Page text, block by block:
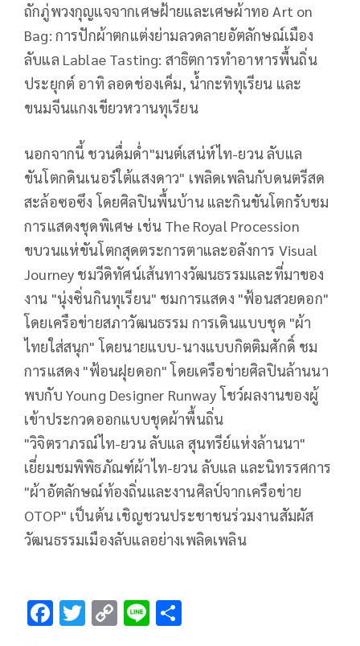
ถักภู่พวงกุญแจจากเศษฝ้ายและเศษผ้าทอ Art on
Bag: การปักผ้าตกแต่งย่ามลวดลายอัตลักษณ์เมือง
ลับแล Lablae Tasting: สาธิตการทำอาหารพื้นถิ่น
ประยุกต์ อาทิ ลอดช่องเค็ม, น้ำกะทิทุเรียน และ
ขนมจีนแกงเขียวหวานทุเรียน
นอกจากนี้ ชวนดื่มด่ำ"มนต์เสน่ห์ไท-ยวน ลับแล
ขันโตกดินเนอร์ใต้แสงดาว" เพลิดเพลินกับดนตรีสด
สะล้อซอซึง โดยศิลปินพื้นบ้าน และกินขันโตกรับชม
การแสดงชุดพิเศษ เช่น The Royal Procession
ขบวนแห่ขันโตกสุดตระการตาและอลังการ Visual
Journey ชมวีดิทัศน์เส้นทางวัฒนธรรมและที่มาของ
งาน "นุ่งซิ่นกินทุเรียน" ชมการแสดง "ฟ้อนสวยดอก"
โดยเครือข่ายสภาวัฒนธรรม การเดินแบบชุด "ผ้า
ไทยใส่สนุก" โดยนายแบบ-นางแบบกิตติมศักดิ์ ชม
การแสดง "ฟ้อนฝุยดอก" โดยเครือข่ายศิลปินล้านนา
พบกับ Young Designer Runway โชว์ผลงานของผู้
เข้าประกวดออกแบบชุดผ้าพื้นถิ่น
"วิจิตราภรณ์ไท-ยวน ลับแล สุนทรีย์แห่งล้านนา"
เยี่ยมชมพิพิธภัณฑ์ผ้าไท-ยวน ลับแล และนิทรรศการ
"ผ้าอัตลักษณ์ท้องถิ่นและงานศิลป์จากเครือข่าย
OTOP" เป็นต้น เชิญชวนประชาชนร่วมงานสัมผัส
วัฒนธรรมเมืองลับแลอย่างเพลิดเพลิน
F T C Li